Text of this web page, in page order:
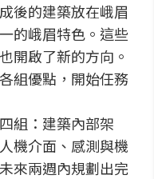
後的建築放在峨眉
的峨眉特色。這些
開啟了新的方向。
組優點，開始任務
組：建築內部架
機介面、感測與機
來兩週內規劃出完